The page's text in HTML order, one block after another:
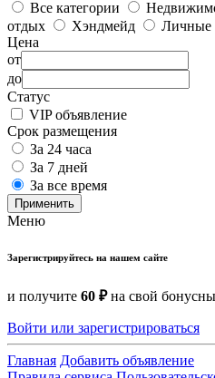
Все категории
отдых
Хэндмейд Личные
Цена
от
до
Статус
VIP объявление
Срок размещения
За 24 часа
За 7 дней
За все время
Применить
Меню
Зарегистрируйтесь на нашем сайте
и получите 60 ₽на свой
Войти или зарегистрироваться
Главная Добавить объявление